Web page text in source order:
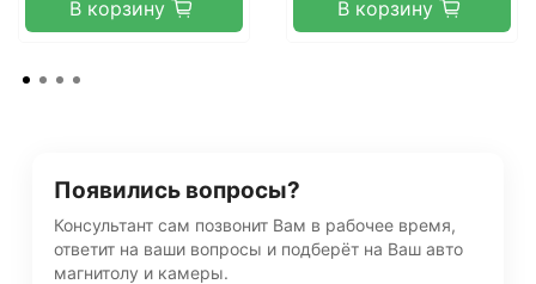
В корзину В корзину
Появились вопросы?
Консультант сам позвонит Вам в рабочее время,
ответит на ваши вопросы и подберёт на Ваш авто
магнитолу и камеры.